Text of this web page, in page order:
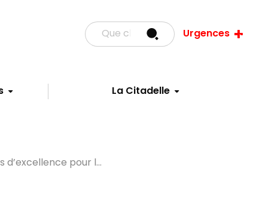
La Citadelle
Urgences
d’excellence pour l...